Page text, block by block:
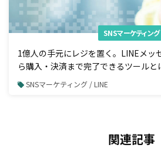
SNSマーケティング
1億人の手元にレジを置く。LINEメッ
ら購入・決済まで完了できるツールと
SNSマーケティング / LINE
関連記事